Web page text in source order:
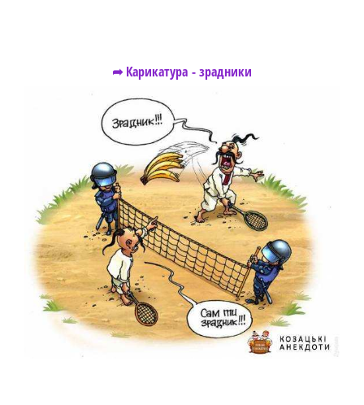
➦ Карикатура - зрадники